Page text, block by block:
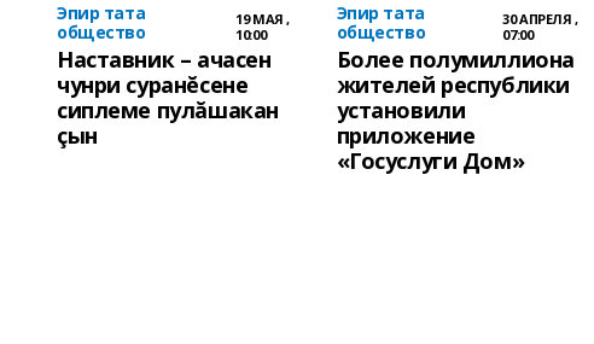
Эпир тата
общество
19 МАЯ ,
10:00
Наставник – ачасен
чунри суранĕсене
сиплеме пулăшакан
çын
Эпир тата
общество
30 АПРЕЛЯ ,
07:00
Более полумиллиона
жителей республики
установили
приложение
«Госуслуги Дом»